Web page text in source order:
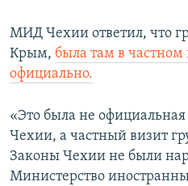
МИД Чехии ответил, что
Крым, была там в частном
официально.
«Это была не официальная
Чехии, а частный визит
Законы Чехии не были
Министерство